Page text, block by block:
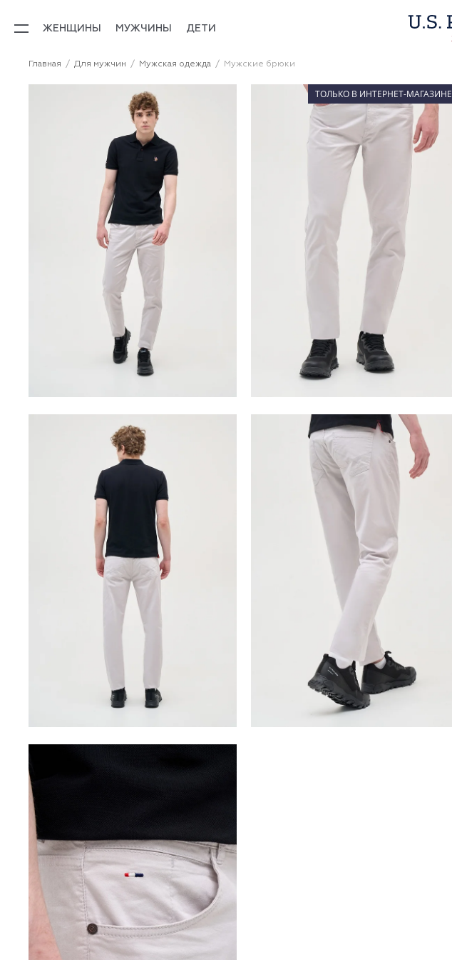
ЖЕНЩИНЫ МУЖЧИНЫ ДЕТИ
Главная Для мужчин Мужская одежда Мужские брюки
ТОЛЬКО В ИНТЕРНЕТ-МАГАЗИНЕ